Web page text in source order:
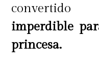
imperdible
princesa.